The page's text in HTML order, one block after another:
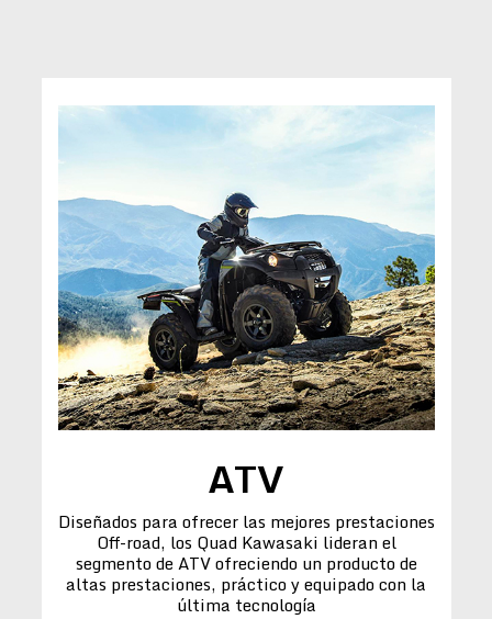
ATV
Diseñados para ofrecer las mejores prestaciones
Off-road, los Quad Kawasaki lideran el
segmento de ATV ofreciendo un producto de
altas prestaciones, práctico y equipado con la
última tecnología